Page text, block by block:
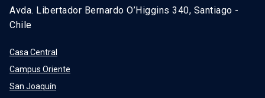
Avda. Libertador Bernardo O’Higgins 340, Santiago -
Chile
Casa Central
Campus Oriente
San Joaquín